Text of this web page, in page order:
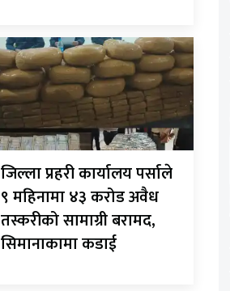
जिल्ला प्रहरी कार्यालय पर्साले
९ महिनामा ४३ करोड अवैध
तस्करीको सामाग्री बरामद,
सिमानाकामा कडाई